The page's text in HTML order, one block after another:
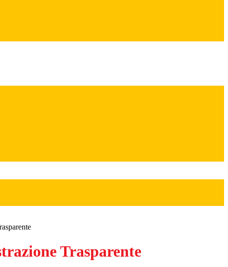
Trasparente